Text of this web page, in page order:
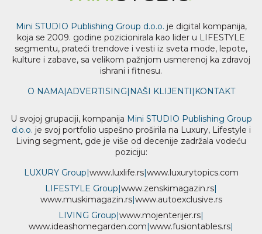
Mini STUDIO Publishing Group d.o.o. je digital kompanija,
koja se 2009. godine pozicionirala kao lider u LIFESTYLE
segmentu, prateći trendove i vesti iz sveta mode, lepote,
kulture i zabave, sa velikom pažnjom usmerenoj ka zdravoj
ishrani i fitnesu.
O NAMA| ADVERTISING NAŠI KLIJENTI KONTAKT
U svojoj grupaciji, kompanija Mini STUDIO Publishing Group
d.o.o. je svoj portfolio uspešno proširila na Luxury, Lifestyle i
Living segment, gde je više od decenije zadržala vodeću
poziciju:
LUXURY Group www. luxlife.rs| www. luxurytopics.com
LIFESTYLE Group www.zenskimagazin.rs
www.muskimagazin.rs| www.autoexclusive.rs
LIVING Group www.mojenterijer.rs
www.ideashomegarden.com www.fusiontables.rs